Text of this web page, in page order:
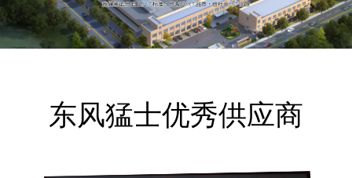
东风猛士优秀供应商